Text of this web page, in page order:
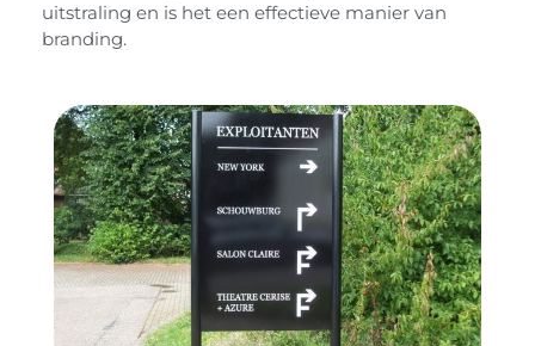
uitstraling en is het een effectieve manier van
branding.